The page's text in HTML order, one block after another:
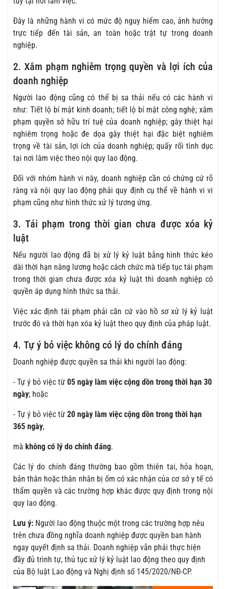
Đây là những hành vi có mức độ nguy hiểm cao, ảnh hưởng
trực tiếp đến tài sản, an toàn hoặc trật tự trong doanh
nghiệp.
2. Xâm phạm nghiêm trọng quyền và lợi ích của
doanh nghiệp
Người lao động cũng có thể bị sa thải nếu có các hành vi
như: Tiết lộ bí mật kinh doanh; tiết lộ bí mật công nghệ; xâm
phạm quyền sở hữu trí tuệ của doanh nghiệp; gây thiệt hại
nghiêm trọng hoặc đe dọa gây thiệt hại đặc biệt nghiêm
trọng về tài sản, lợi ích của doanh nghiệp; quấy rối tình dục
tại nơi làm việc theo nội quy lao động.
Đối với nhóm hành vi này, doanh nghiệp cần có chứng cứ rõ
ràng và nội quy lao động phải quy định cụ thể về hành vi vi
phạm cũng như hình thức xử lý tương ứng.
3. Tái phạm trong thời gian chưa được xóa kỷ
luật
Nếu người lao động đã bị xử lý kỷ luật bằng hình thức kéo
dài thời hạn nâng lương hoặc cách chức mà tiếp tục tái phạm
trong thời gian chưa được xóa kỷ luật thì doanh nghiệp có
quyền áp dụng hình thức sa thải.
Việc xác định tái phạm phải căn cứ vào hồ sơ xử lý kỷ luật
trước đó và thời hạn xóa kỷ luật theo quy định của pháp luật.
4. Tự ý bỏ việc không có lý do chính đáng
Doanh nghiệp được quyền sa thải khi người lao động:
- Tự ý bỏ việc từ 05 ngày làm việc cộng dồn trong thời hạn 30
ngày; hoặc
- Tự ý bỏ việc từ 20 ngày làm việc cộng dồn trong thời hạn
365 ngày,
mà không có lý do chính đáng.
Các lý do chính đáng thường bao gồm thiên tai, hỏa hoạn,
bản thân hoặc thân nhân bị ốm có xác nhận của cơ sở y tế có
thẩm quyền và các trường hợp khác được quy định trong nội
quy lao động.
Lưu ý: Người lao động thuộc một trong các trường hợp nêu
trên chưa đồng nghĩa doanh nghiệp được quyền ban hành
ngay quyết định sa thải. Doanh nghiệp vẫn phải thực hiện
đầy đủ trình tự, thủ tục xử lý kỷ luật lao động theo quy định
của Bộ luật Lao động và Nghị định số 145/2020/NĐ-CP.